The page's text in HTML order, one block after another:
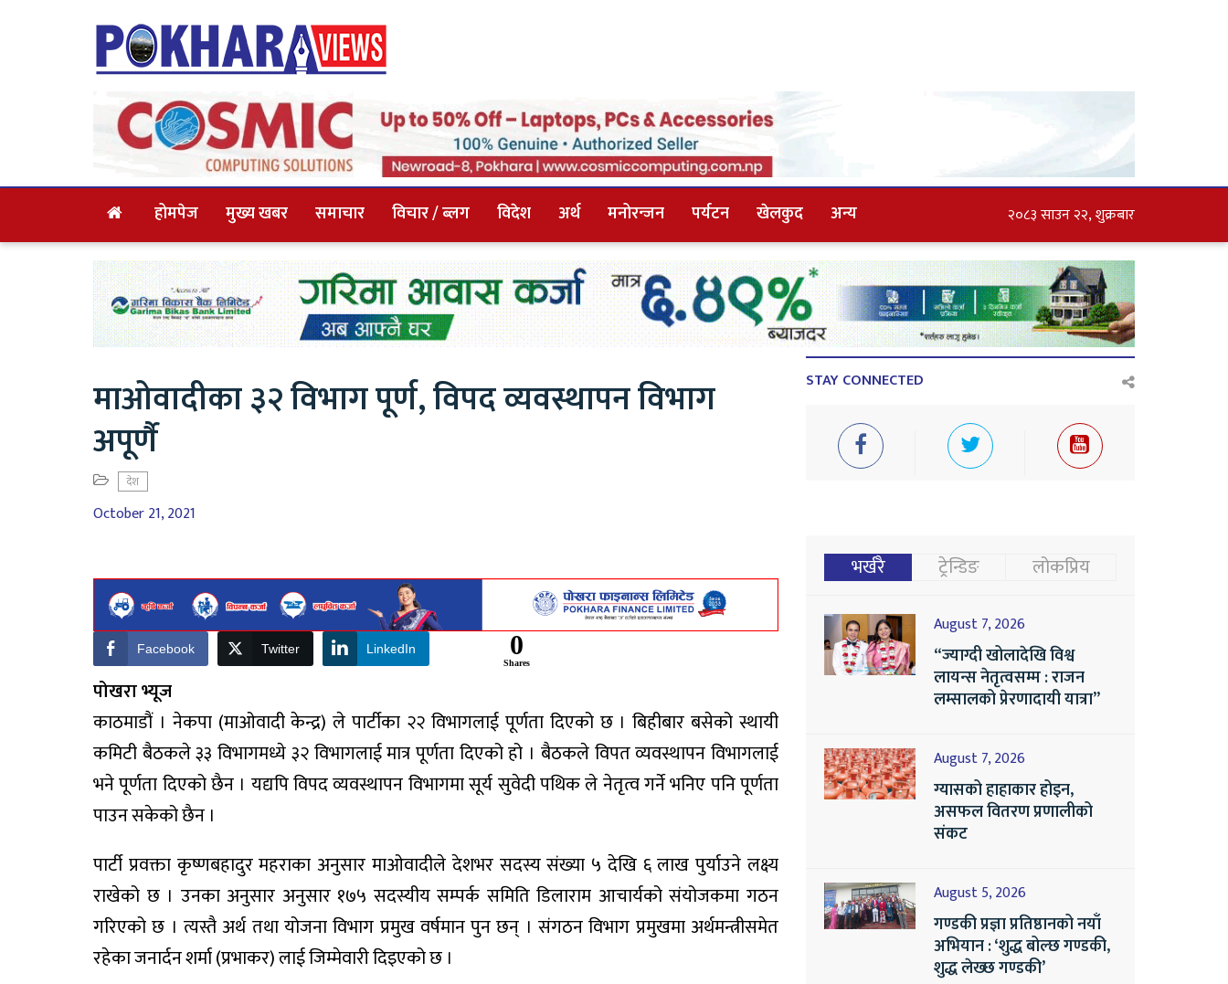
होमपेज मुख्य खबर समाचार विचार / ब्लग विदेश अर्थ मनोरन्जन पर्यटन खेलकुद अन्य २०८३ साउन २२, शुक्रबार
माओवादीका ३२ विभाग पूर्ण, विपद व्यवस्थापन विभाग
अपूर्णै
देश
October 21, 2021
Facebook Twitter LinkedIn 0
Shares
पोखरा भ्यूज
काठमाडौं । नेकपा (माओवादी केन्द्र) ले पार्टीका २२ विभागलाई पूर्णता दिएको छ । बिहीबार बसेको स्थायी
कमिटी बैठकले ३३ विभागमध्ये ३२ विभागलाई मात्र पूर्णता दिएको हो । बैठकले विपत व्यवस्थापन विभागलाई
भने पूर्णता दिएको छैन । यद्यपि विपद व्यवस्थापन विभागमा सूर्य सुवेदी पथिक ले नेतृत्व गर्ने भनिए पनि पूर्णता
पाउन सकेको छैन ।
पार्टी प्रवक्ता कृष्णबहादुर महराका अनुसार माओवादीले देशभर सदस्य संख्या ५ देखि ६ लाख पुर्याउने लक्ष्य
राखेको छ । उनका अनुसार अनुसार १७५ सदस्यीय सम्पर्क समिति डिलाराम आचार्यको संयोजकमा गठन
गरिएको छ । त्यस्तै अर्थ तथा योजना विभाग प्रमुख वर्षमान पुन छन् । संगठन विभाग प्रमुखमा अर्थमन्त्रीसमेत
रहेका जनार्दन शर्मा (प्रभाकर) लाई जिम्मेवारी दिइएको छ ।
STAY CONNECTED
भर्खरै ट्रेन्डिङ लोकप्रिय
August 7, 2026
“ज्याग्दी खोलादेखि विश्व
लायन्स नेतृत्वसम्म : राजन
लम्सालको प्रेरणादायी यात्रा”
August 7, 2026
ग्यासको हाहाकार होइन,
असफल वितरण प्रणालीको
संकट
August 5, 2026
गण्डकी प्रज्ञा प्रतिष्ठानको नयाँ
अभियान : ‘शुद्ध बोल्छ गण्डकी,
शुद्ध लेख्छ गण्डकी’